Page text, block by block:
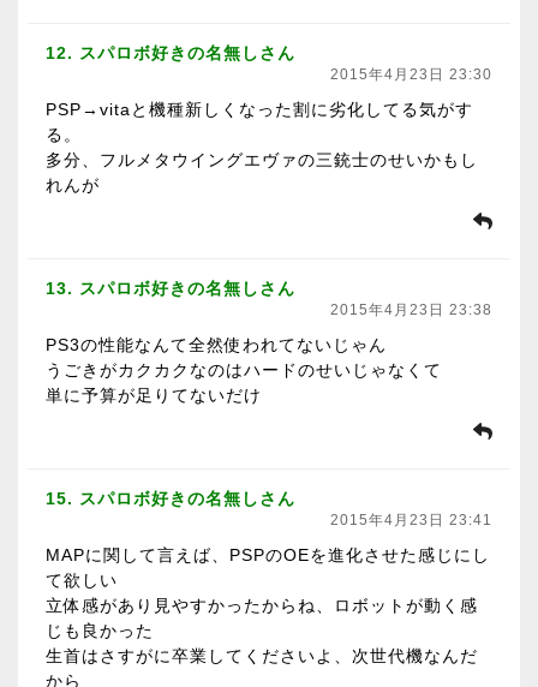
12. スパロボ好きの名無しさん
2015年4月23日 23:30
PSP→vitaと機種新しくなった割に劣化してる気がす
る。
多分、フルメタウイングエヴァの三銃士のせいかもし
れんが
13. スパロボ好きの名無しさん
2015年4月23日 23:38
PS3の性能なんて全然使われてないじゃん
うごきがカクカクなのはハードのせいじゃなくて
単に予算が足りてないだけ
15. スパロボ好きの名無しさん
2015年4月23日 23:41
MAPに関して言えば、PSPのOEを進化させた感じにし
て欲しい
立体感があり見やすかったからね、ロボットが動く感
じも良かった
生首はさすがに卒業してくださいよ、次世代機なんだ
から